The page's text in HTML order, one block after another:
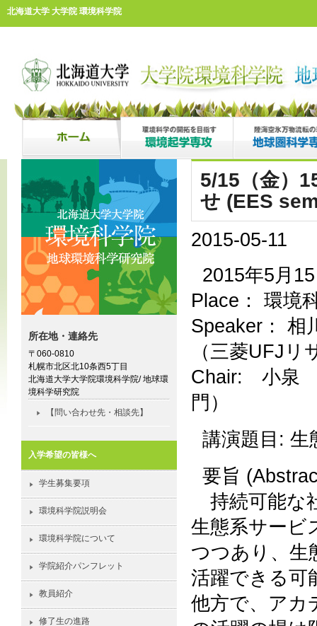
北海道大学 大学院 環境科学院
5/15（金）
せ (EES
2015-05-11
2015年5月
Place： 環境
Speaker：
（三菱UFJ
Chair: 小泉
門）
講演題目: 生
要旨
持続可能な
生態系サービ
つつあり、生
活躍できる可
他方で、アカ
所在地・連絡先
〒060-0810
札幌市北区北10条西5丁目
北海道大学大学院環境科学院/ 地球環
境科学研究院
【問い合わせ先・相談先】
入学希望の皆様へ
学生募集要項
環境科学院説明会
環境科学院について
学院紹介パンフレット
教員紹介
修了生の進路